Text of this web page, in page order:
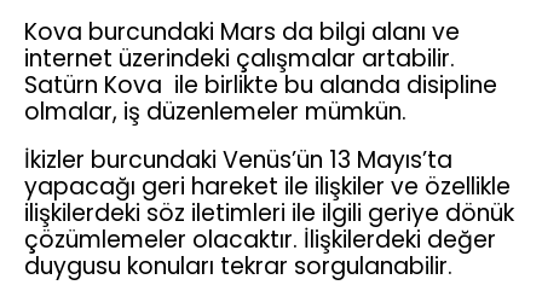
Kova burcundaki Mars da bilgi alanı ve
internet üzerindeki çalışmalar artabilir.
Satürn Kova ile birlikte bu alanda disipline
olmalar, iş düzenlemeler mümkün.
İkizler burcundaki Venüs’ün 13 Mayıs’ta
yapacağı geri hareket ile ilişkiler ve özellikle
ilişkilerdeki söz iletimleri ile ilgili geriye dönük
çözümlemeler olacaktır. İlişkilerdeki değer
duygusu konuları tekrar sorgulanabilir.